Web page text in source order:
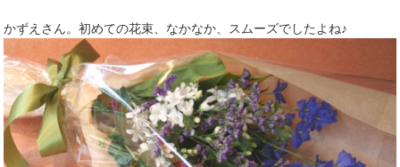
かずえさん。初めての花束、なかなか、スムーズでしたよね♪